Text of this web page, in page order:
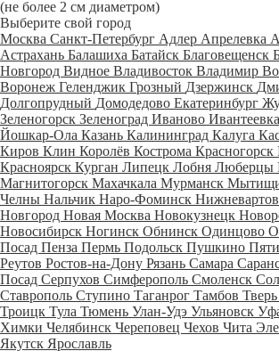
(не более 2 см диаметром)
Выберите свой город
Москва Санкт-Петербург Адлер Апрелевка
Астрахань Балашиха Батайск Благовещенск
Новгород Видное Владивосток Владимир
Воронеж Геленджик Грозный Дзержинск
Долгопрудный Домодедово Екатеринбург
Зеленогорск Зеленоград Иваново Ивантеевка
Йошкар-Ола Казань Калининград Калуга
Киров Клин Королёв Кострома Красногорск
Красноярск Курган Липецк Лобня Люберцы
Магнитогорск Махачкала Мурманск
Челны Нальчик Наро-Фоминск
Новгород Новая Москва Новокузнецк
Новосибирск Ногинск Обнинск Одинцово
Посад Пенза Пермь Подольск Пушкино
Реутов Ростов-на-Дону Рязань Самара
Посад Серпухов Симферополь Смоленск
Ставрополь Ступино Таганрог Тамбов Тверь
Троицк Тула Тюмень Улан-Удэ Ульяновск
Химки Челябинск Череповец Чехов Чита
Якутск Ярославль